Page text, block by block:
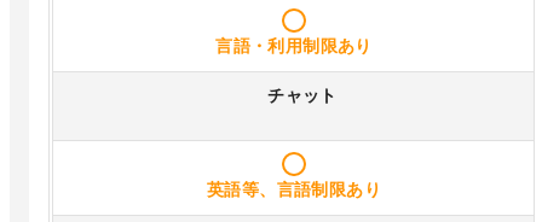
言語・利用制限あり
チャット
英語等、言語制限あり